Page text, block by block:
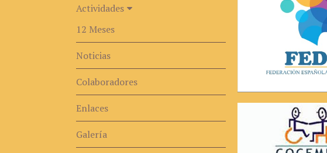
Actividades
12 Meses
Noticias
Colaboradores
Enlaces
Galería